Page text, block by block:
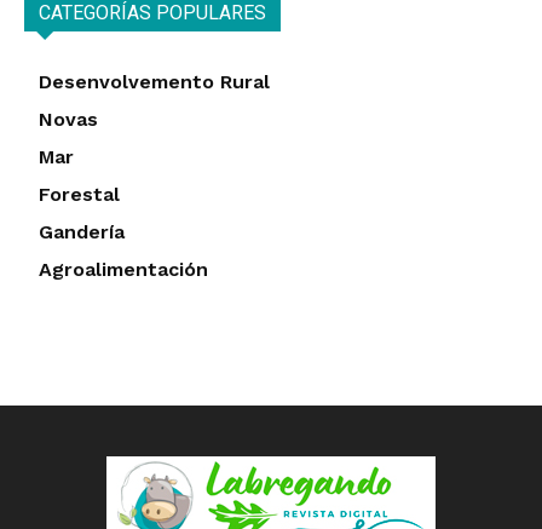
CATEGORÍAS POPULARES
Desenvolvemento Rural
Novas
Mar
Forestal
Gandería
Agroalimentación